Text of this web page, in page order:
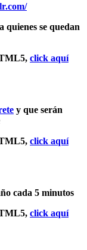
quienes se quedan
click aquí
y que serán
click aquí
cada 5 minutos
click aquí